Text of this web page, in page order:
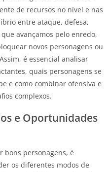
de recursos no nível e nas
entre ataque, defesa,
avançamos pelo enredo,
novos personagens ou
é essencial analisar
quais personagens se
e como combinar ofensiva e
complexos.
e Oportunidades
bons personagens, é
os diferentes modos de